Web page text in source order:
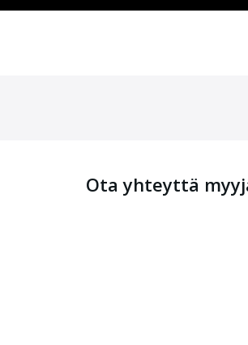
Ota yhteyttä